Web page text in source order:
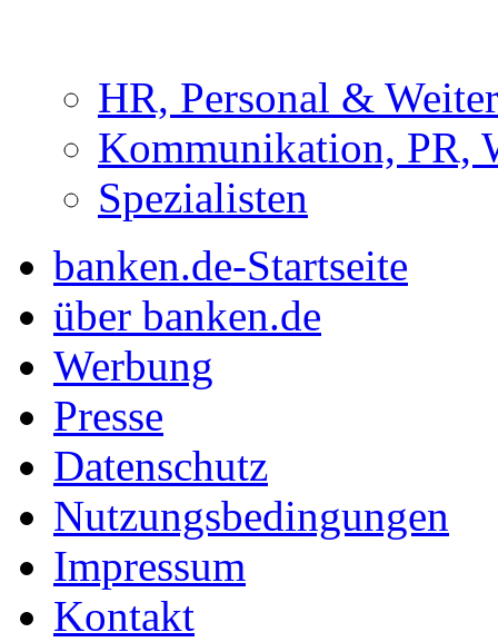
HR, Personal &
Kommunikation, PR,
Spezialisten
banken.de-Startseite
über banken.de
Werbung
Presse
Datenschutz
Nutzungsbedingungen
Impressum
Kontakt